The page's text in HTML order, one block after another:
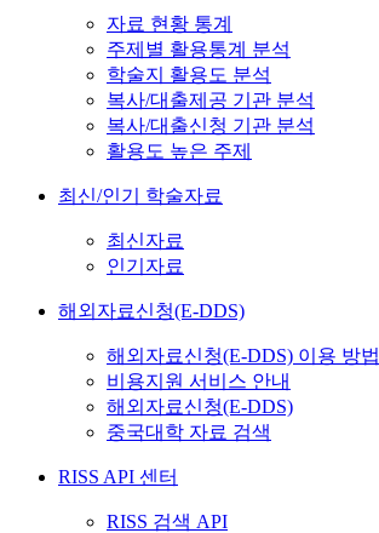
자료 현황 통계
주제별 활용통계 분석
학술지 활용도 분석
복사/대출제공 기관 분석
복사/대출신청 기관 분석
활용도 높은 주제
최신/인기 학술자료
최신자료
인기자료
해외자료신청(E-DDS)
해외자료신청(E-DDS) 이용 방법
비용지원 서비스 안내
해외자료신청(E-DDS)
중국대학 자료 검색
RISS API 센터
RISS 검색 API